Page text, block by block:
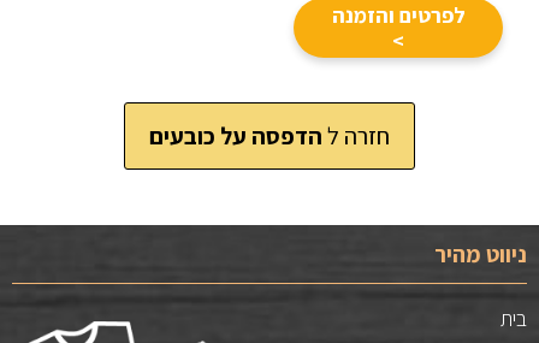
לפרטים והזמנה
>
חזרה להדפסה על כובעים
ניווט מהיר
בית